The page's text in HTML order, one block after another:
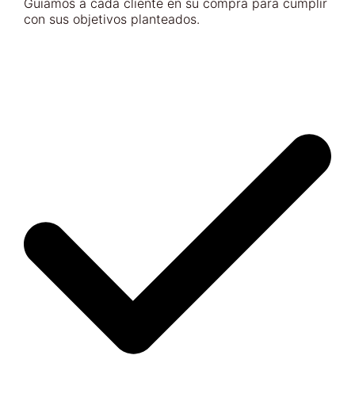
Guiamos a cada cliente en su compra para cumplir
con sus objetivos planteados.